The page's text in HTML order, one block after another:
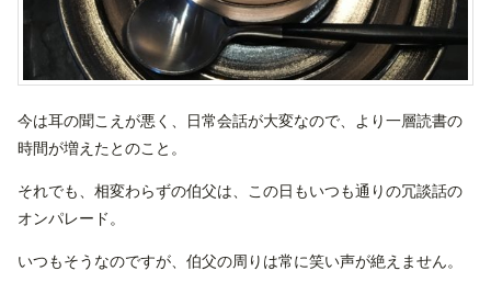
今は耳の聞こえが悪く、日常会話が大変なので、より一層読書の
時間が増えたとのこと。
それでも、相変わらずの伯父は、この日もいつも通りの冗談話の
オンパレード。
いつもそうなのですが、伯父の周りは常に笑い声が絶えません。